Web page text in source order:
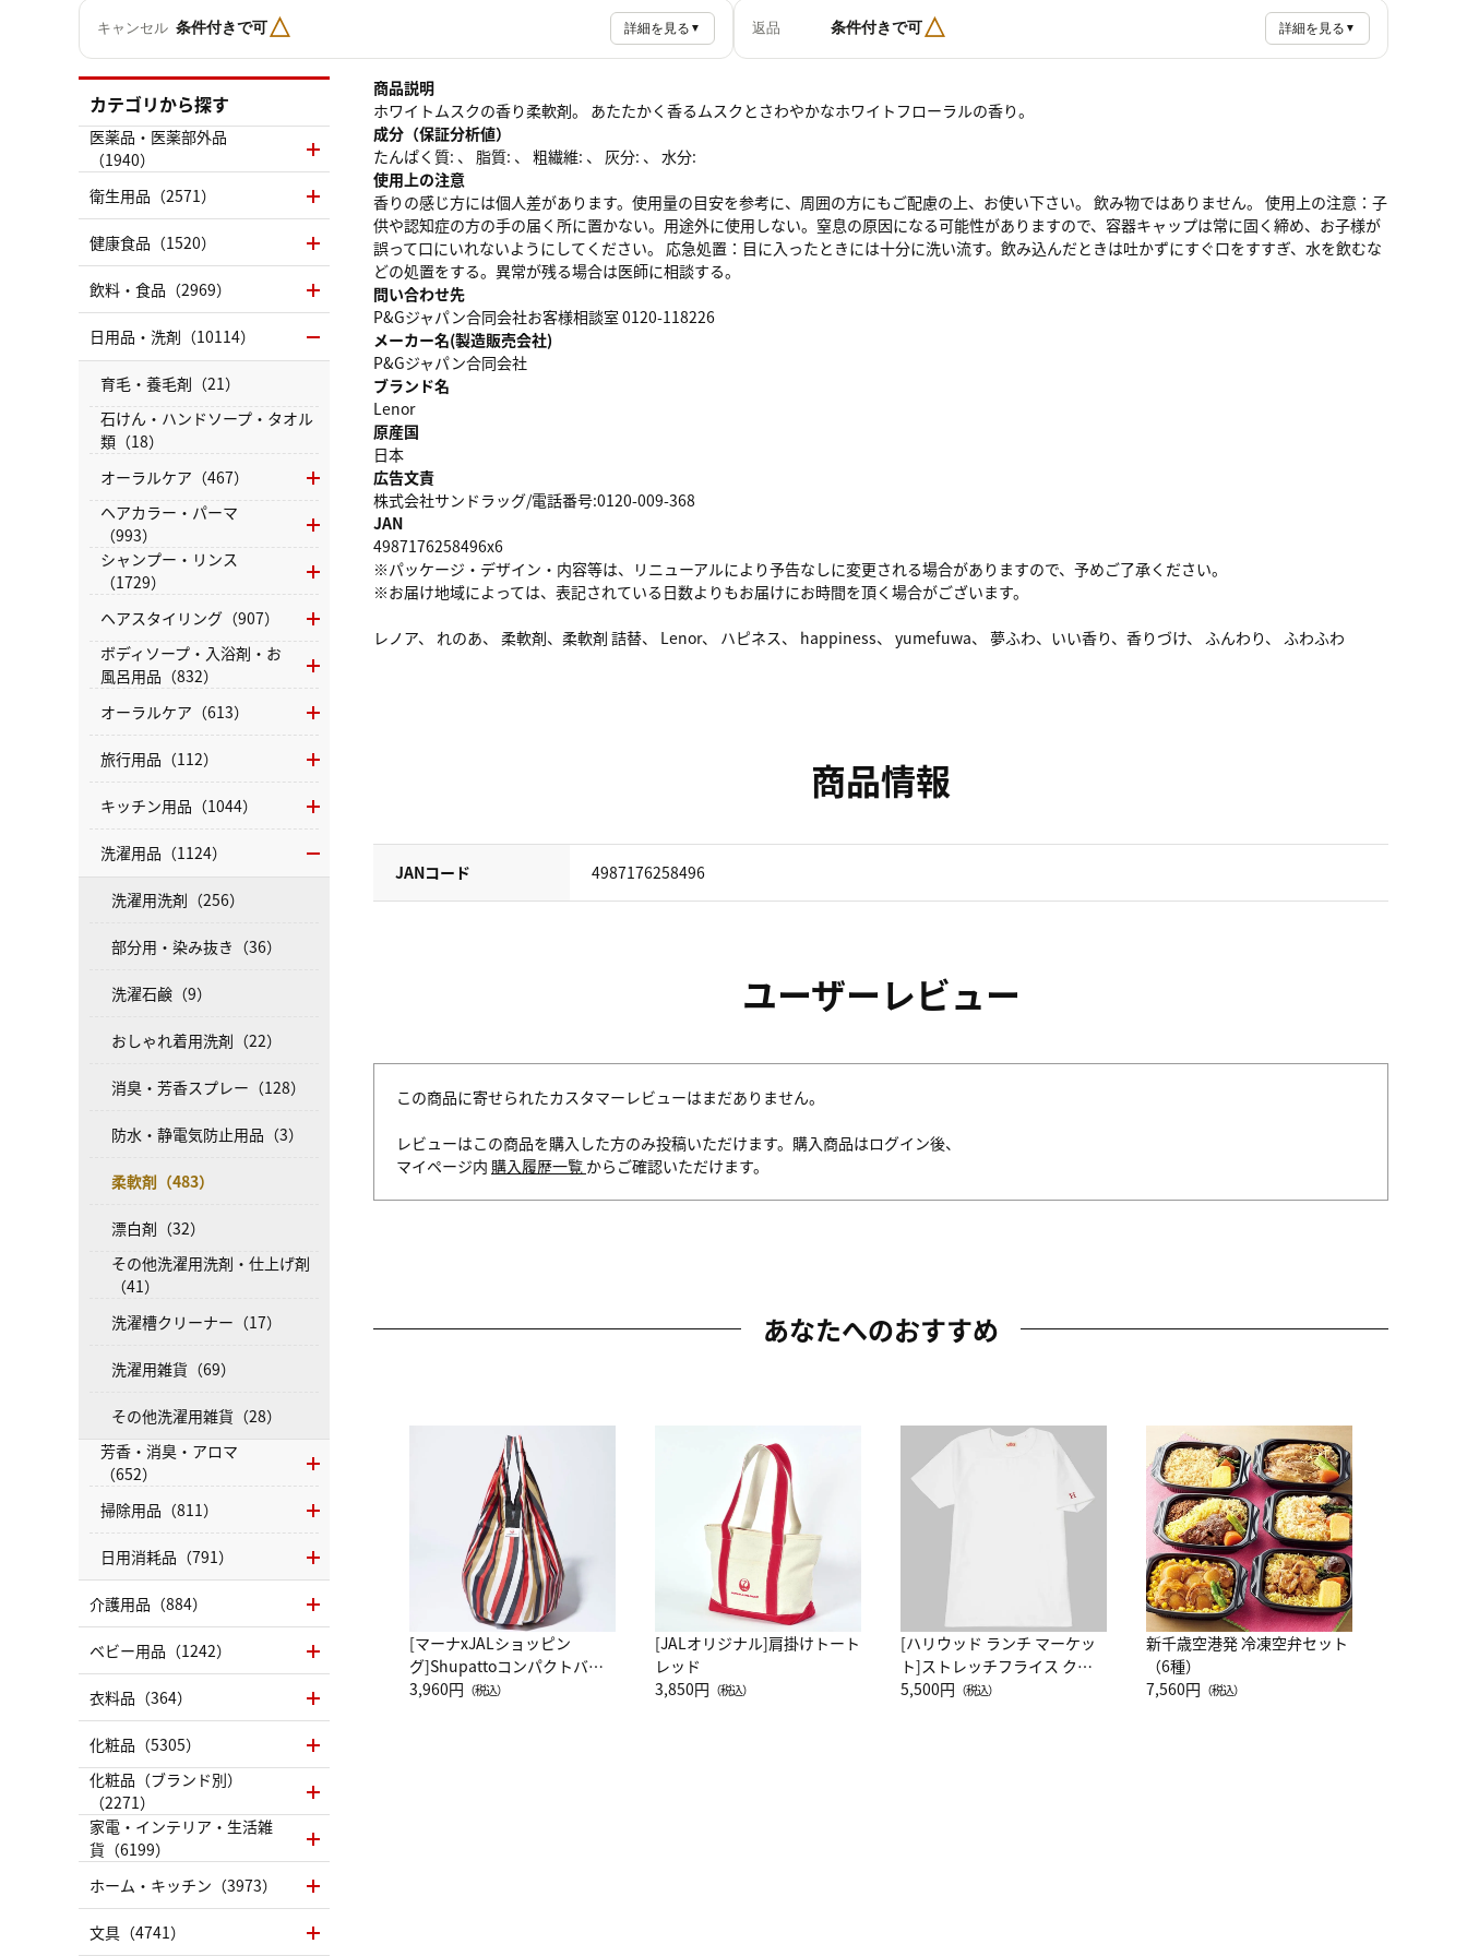
キャンセル 条件付きで可△ 詳細を見る ▼ 返品 条件付きで可△ 詳細を見る ▼
商品説明
ホワイトムスクの香り柔軟剤。 あたたかく香るムスクとさわやかなホワイトフローラルの香り。
成分（保証分析値）
たんぱく質: 、 脂質: 、 粗繊維: 、 灰分: 、 水分:
使用上の注意
香りの感じ方には個人差があります。使用量の目安を参考に、周囲の方にもご配慮の上、お使い下さい。 飲み物ではありません。 使用上の注意：子
供や認知症の方の手の届く所に置かない。用途外に使用しない。窒息の原因になる可能性がありますので、容器キャップは常に固く締め、お子様が
誤って口にいれないようにしてください。 応急処置：目に入ったときには十分に洗い流す。飲み込んだときは吐かずにすぐ口をすすぎ、水を飲むな
どの処置をする。異常が残る場合は医師に相談する。
問い合わせ先
P&Gジャパン合同会社お客様相談室 0120-118226
メーカー名(製造販売会社)
P&Gジャパン合同会社
ブランド名
Lenor
原産国
日本
広告文責
株式会社サンドラッグ/電話番号:0120-009-368
JAN
4987176258496x6
※パッケージ・デザイン・内容等は、リニューアルにより予告なしに変更される場合がありますので、予めご了承ください。
※お届け地域によっては、表記されている日数よりもお届けにお時間を頂く場合がございます。
レノア、 れのあ、 柔軟剤、柔軟剤 詰替、 Lenor、 ハピネス、 happiness、 yumefuwa、 夢ふわ、いい香り、香りづけ、 ふんわり、 ふわふわ
商品情報
JANコード 4987176258496
ユーザーレビュー
この商品に寄せられたカスタマーレビューはまだありません。
レビューはこの商品を購入した方のみ投稿いただけます。購入商品はログイン後、
マイページ内 購入履歴一覧 からご確認いただけます。
あなたへのおすすめ
[マーナxJALショッピン
グ]Shupattoコンパクトバッ
グ Drop JAL客室乗務員
3,960円 （税込）
[JALオリジナル]肩掛けトート
レッド
3,850円 （税込）
[ハリウッド ランチ マーケッ
ト]ストレッチフライス クル
ーネック別注半袖Ｔシャツ
5,500円 （税込）
新千歳空港発 冷凍空弁セット
（6種）
7,560円 （税込）
カテゴリから探す
医薬品・医薬部外品
（1940）
衛生用品（2571）
健康食品（1520）
飲料・食品（2969）
日用品・洗剤（10114）
育毛・養毛剤（21）
石けん・ハンドソープ・タオル
類（18）
オーラルケア（467）
ヘアカラー・パーマ
（993）
シャンプー・リンス
（1729）
ヘアスタイリング（907）
ボディソープ・入浴剤・お
風呂用品（832）
オーラルケア（613）
旅行用品（112）
キッチン用品（1044）
洗濯用品（1124）
洗濯用洗剤（256）
部分用・染み抜き（36）
洗濯石鹸（9）
おしゃれ着用洗剤（22）
消臭・芳香スプレー（128）
防水・静電気防止用品（3）
柔軟剤（483）
漂白剤（32）
その他洗濯用洗剤・仕上げ剤
（41）
洗濯槽クリーナー（17）
洗濯用雑貨（69）
その他洗濯用雑貨（28）
芳香・消臭・アロマ
（652）
掃除用品（811）
日用消耗品（791）
介護用品（884）
ベビー用品（1242）
衣料品（364）
化粧品（5305）
化粧品（ブランド別）
（2271）
家電・インテリア・生活雑
貨（6199）
ホーム・キッチン（3973）
文具（4741）